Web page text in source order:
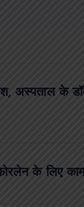
अस्पताल के
के लिए